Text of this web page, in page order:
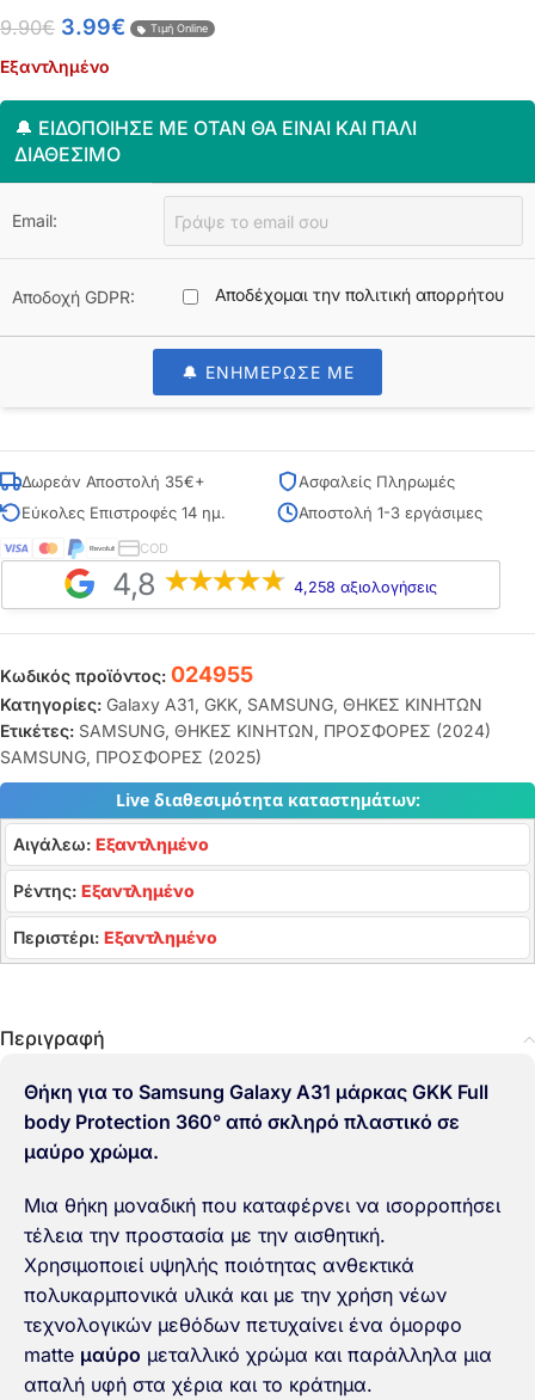
9.90€ 3.99€ Τιμή Online
Εξαντλημένο
🔔 ΕΙΔΟΠΟΊΗΣΈ ΜΕ ΌΤΑΝ ΘΑ ΕΊΝΑΙ ΚΑΙ ΠΆΛΙ
ΔΙΑΘΈΣΙΜΟ
Email:
Αποδοχή GDPR: Αποδέχομαι την πολιτική απορρήτου
🔔 ΕΝΗΜΕΡΩΣΕ ΜΕ
Δωρεάν Αποστολή 35€+
Ασφαλείς Πληρωμές
Εύκολες Επιστροφές 14 ημ.
Αποστολή 1-3 εργάσιμες
COD
4,8 4,258 αξιολογήσεις
Κωδικός προϊόντος: 024955
Κατηγορίες: Galaxy A31, GKK, SAMSUNG, ΘΗΚΕΣ ΚΙΝΗΤΩΝ
Ετικέτες: SAMSUNG, ΘΗΚΕΣ ΚΙΝΗΤΩΝ, ΠΡΟΣΦΟΡΕΣ (2024)
SAMSUNG, ΠΡΟΣΦΟΡΕΣ (2025)
Live διαθεσιμότητα καταστημάτων:
Αιγάλεω: Εξαντλημένο
Ρέντης: Εξαντλημένο
Περιστέρι: Εξαντλημένο
Περιγραφή
Θήκη για το Samsung Galaxy A31 μάρκας GKK Full
body Protection 360° από σκληρό πλαστικό σε
μαύρο χρώμα.
Μια θήκη μοναδική που καταφέρνει να ισορροπήσει
τέλεια την προστασία με την αισθητική.
Χρησιμοποιεί υψηλής ποιότητας ανθεκτικά
πολυκαρμπονικά υλικά και με την χρήση νέων
τεχνολογικών μεθόδων πετυχαίνει ένα όμορφο
matte μαύρο μεταλλικό χρώμα και παράλληλα μια
απαλή υφή στα χέρια και το κράτημα.